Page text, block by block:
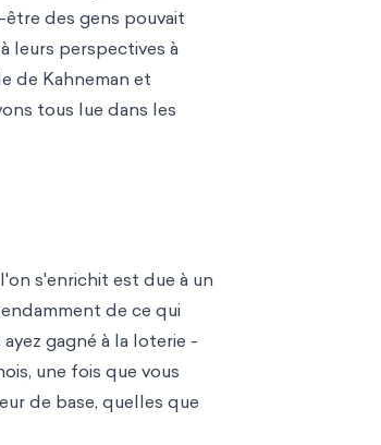
être des gens pouvait
leurs perspectives à
de Kahneman et
tous lue dans les
s'enrichit est due à un
de ce qui
gagné à la loterie -
une fois que vous
de base, quelles que